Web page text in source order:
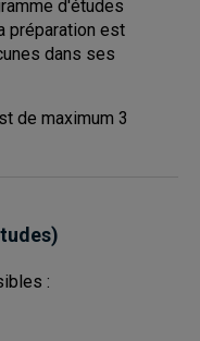
d'études
préparation est
dans ses
de maximum 3
: